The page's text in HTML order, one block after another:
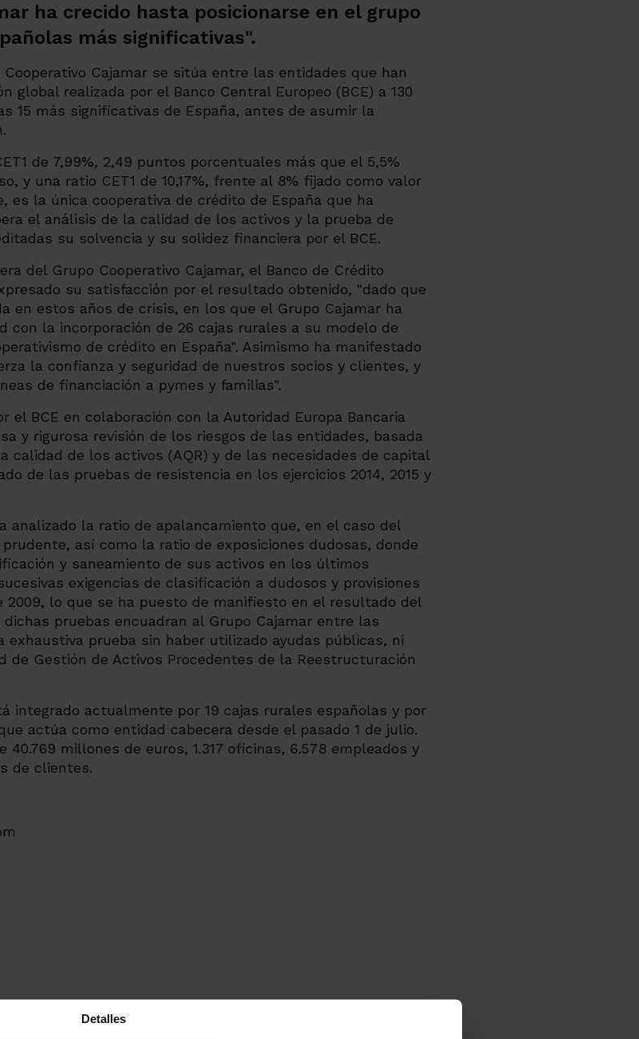
Detalles
ha crecido hasta posicionarse en el grupo
más significativas".
Cajamar se sitúa entre las entidades que han
global realizada por el Banco Central Europeo (BCE) a 130
15 más significativas de España, antes de asumir la
de 7,99%, 2,49 puntos porcentuales más que el 5,5%
y una ratio CET1 de 10,17%, frente al 8% fijado como valor
es la única cooperativa de crédito de España que ha
el análisis de la calidad de los activos y la prueba de
su solvencia y su solidez financiera por el BCE.
del Grupo Cooperativo Cajamar, el Banco de Crédito
su satisfacción por el resultado obtenido, "dado que
en estos años de crisis, en los que el Grupo Cajamar ha
con la incorporación de 26 cajas rurales a su modelo de
de crédito en España". Asimismo ha manifestado
la confianza y seguridad de nuestros socios y clientes, y
de financiación a pymes y familias".
el BCE en colaboración con la Autoridad Europa Bancaria
y rigurosa revisión de los riesgos de las entidades, basada
calidad de los activos (AQR) y de las necesidades de capital
de las pruebas de resistencia en los ejercicios 2014, 2015 y
analizado la ratio de apalancamiento que, en el caso del
así como la ratio de exposiciones dudosas, donde
y saneamiento de sus activos en los últimos
exigencias de clasificación a dudosos y provisiones
2009, lo que se ha puesto de manifiesto en el resultado del
pruebas encuadran al Grupo Cajamar entre las
exhaustiva prueba sin haber utilizado ayudas públicas, ni
de Gestión de Activos Procedentes de la Reestructuración
integrado actualmente por 19 cajas rurales españolas y por
actúa como entidad cabecera desde el pasado 1 de julio.
millones de euros, 1.317 oficinas, 6.578 empleados y
de clientes.
@PrensaCajamar